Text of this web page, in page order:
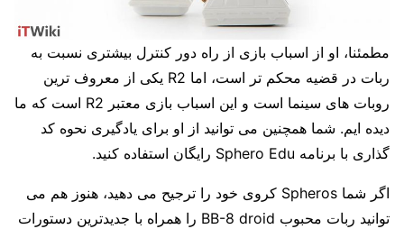
مطمئنا، او از اسباب بازی از راه دور کنترل بیشتری نسبت به
ربات در قضیه محکم تر است، اما R2 یکی از معروف ترین
روبات های سینما است و این اسباب بازی معتبر R2 است که ما
دیده ایم. شما همچنین می توانید از او برای یادگیری نحوه کد
گذاری با برنامه Sphero Edu رایگان استفاده کنید.
اگر شما Spheros کروی خود را ترجیح می دهید، هنوز هم می
توانید ربات محبوب BB-8 droid را همراه با جدیدترین دستورات